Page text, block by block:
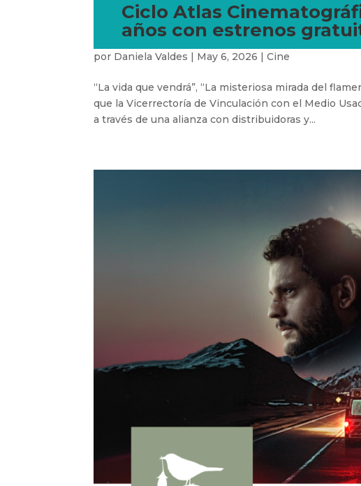
Ciclo Atlas
años con estrenos
por Daniela Valdes May 6, 2026 |Cine
“La vida que vendrá”, “La misteriosa mirada del
que la Vicerrectoría de Vinculación con el Medio
a través de una alianza con distribuidoras y...